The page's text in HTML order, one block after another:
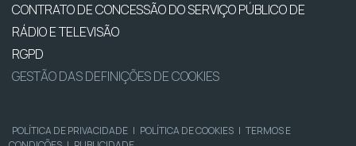
CONTRATO DE CONCESSÃO DO SERVIÇO PÚBLICO DE
RÁDIO E TELEVISÃO
RGPD
GESTÃO DAS DEFINIÇÕES DE COOKIES
POLÍTICA DE PRIVACIDADE | POLÍTICA DE COOKIES | TERMOS E